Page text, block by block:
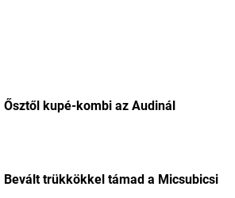
Ősztől kupé-kombi az Audinál
Bevált trükkökkel támad a Micsubicsi